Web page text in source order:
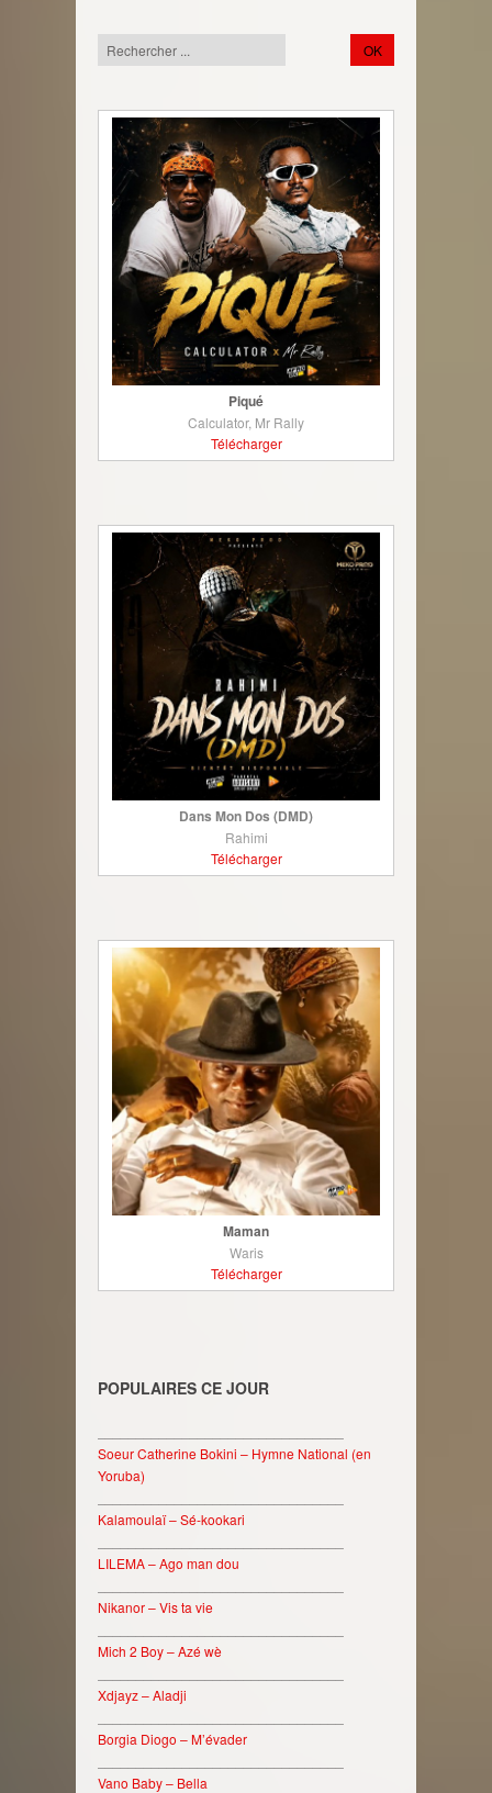
Piqué
Calculator, Mr Rally
Télécharger
Dans Mon Dos (DMD)
Rahimi
Télécharger
Maman
Waris
Télécharger
POPULAIRES CE JOUR
Soeur Catherine Bokini – Hymne National (en
Yoruba)
Kalamoulaï – Sé-kookari
LILEMA – Ago man dou
Nikanor – Vis ta vie
Mich 2 Boy – Azé wè
Xdjayz – Aladji
Borgia Diogo – M’évader
Vano Baby – Bella